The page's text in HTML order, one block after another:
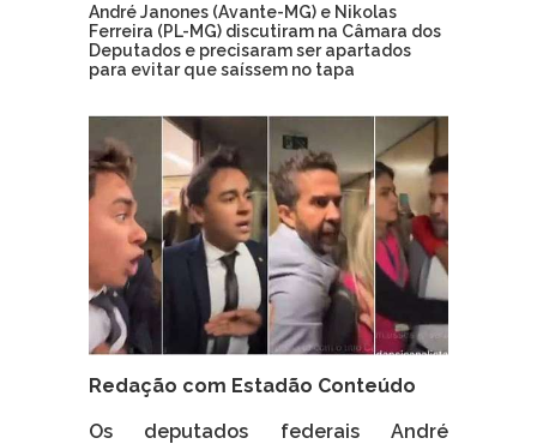
André Janones (Avante-MG) e Nikolas
Ferreira (PL-MG) discutiram na Câmara dos
Deputados e precisaram ser apartados
para evitar que saíssem no tapa
Redação com Estadão Conteúdo
Os deputados federais André